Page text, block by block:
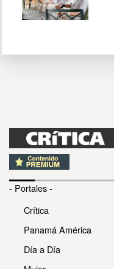
- Portales -
Crítica
Panamá América
Día a Día